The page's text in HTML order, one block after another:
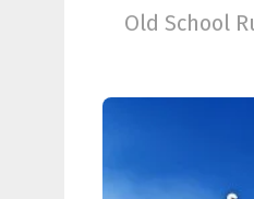
Old School